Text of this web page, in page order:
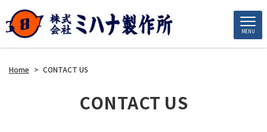
MENU
Home > CONTACT US
CONTACT US